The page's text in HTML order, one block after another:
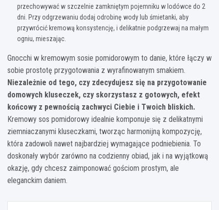
przechowywać w szczelnie zamkniętym pojemniku w lodówce do 2
dni. Przy odgrzewaniu dodaj odrobinę wody lub śmietanki, aby
przywrócić kremową konsystencję, i delikatnie podgrzewaj na małym
ogniu, mieszając.
Gnocchi w kremowym sosie pomidorowym to danie, które łączy w
sobie prostotę przygotowania z wyrafinowanym smakiem.
Niezależnie od tego, czy zdecydujesz się na przygotowanie
domowych kluseczek, czy skorzystasz z gotowych, efekt
końcowy z pewnością zachwyci Ciebie i Twoich bliskich.
Kremowy sos pomidorowy idealnie komponuje się z delikatnymi
ziemniaczanymi kluseczkami, tworząc harmonijną kompozycję,
która zadowoli nawet najbardziej wymagające podniebienia. To
doskonały wybór zarówno na codzienny obiad, jak i na wyjątkową
okazję, gdy chcesz zaimponować gościom prostym, ale
eleganckim daniem.